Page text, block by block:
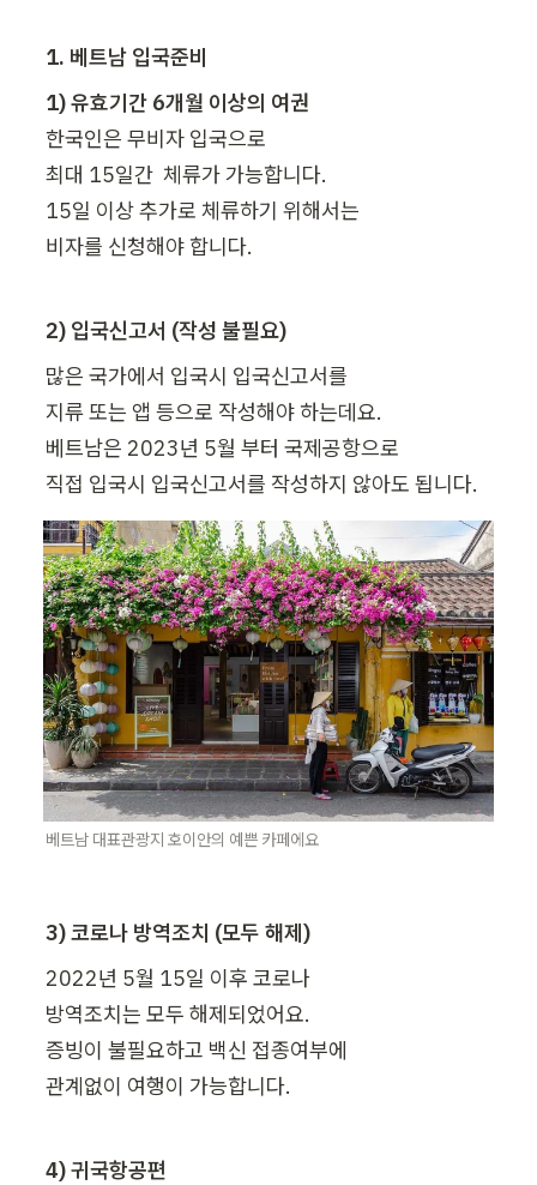
1. 베트남 입국준비
한국인은 무비자 입국으로
최대 15일간  체류가 가능합니다.
15일 이상 추가로 체류하기 위해서는
비자를 신청해야 합니다.
2) 입국신고서 (작성 불필요)
많은 국가에서 입국시 입국신고서를
지류 또는 앱 등으로 작성해야 하는데요.
베트남은 2023년 5월 부터 국제공항으로
직접 입국시 입국신고서를 작성하지 않아도 됩니다.
베트남 대표관광지 호이안의 예쁜 카페에요
3) 코로나 방역조치 (모두 해제)
2022년 5월 15일 이후 코로나
방역조치는 모두 해제되었어요.
증빙이 불필요하고 백신 접종여부에
관계없이 여행이 가능합니다.
4) 귀국항공편